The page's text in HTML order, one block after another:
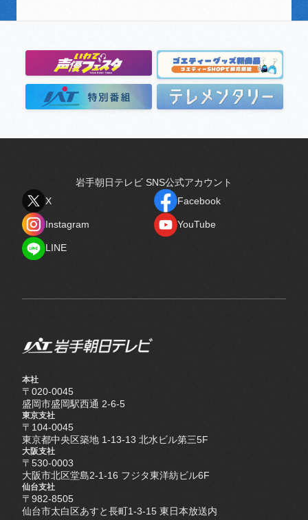
岩手朝日テレビ SNS公式アカウント
X
Facebook
Instagram
YouTube
LINE
本社
〒020-0045
盛岡市盛岡駅西通 2-6-5
東京支社
〒104-0045
東京都中央区築地 1-13-13 北水ビル第三5F
大阪支社
〒530-0003
大阪市北区堂島2-1-16 フジタ東洋紡ビル6F
仙台支社
〒982-8505
仙台市太白区あすと長町1-3-15 東日本放送内